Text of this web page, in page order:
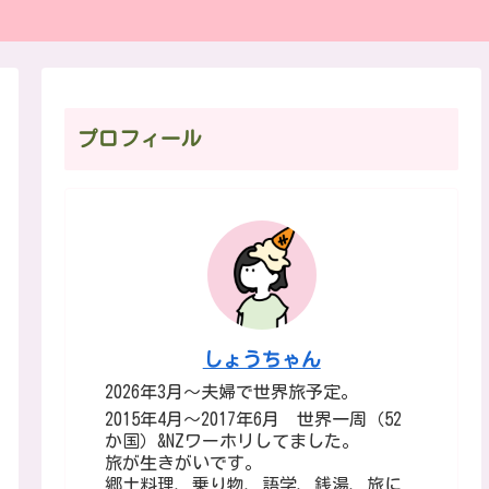
プロフィール
しょうちゃん
2026年3月～夫婦で世界旅予定。
2015年4月～2017年6月 世界一周（52
か国）&NZワーホリしてました。
旅が生きがいです。
郷土料理、乗り物、語学、銭湯、旅に